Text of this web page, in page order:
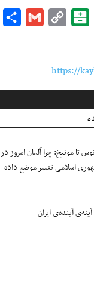
Telegram
Balatarin
Copy
Gmail
https://
تا مونیخ: چرا آلمان امروز در
اسلامی تغییر موضع داده
آینده‌ی ایران